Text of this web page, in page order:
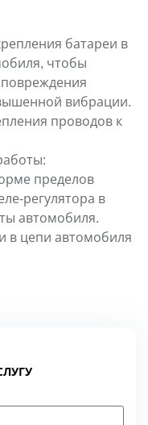
батареи в
чтобы
вибрации.
проводов к
пределов
регулятора в
автомобиля.
в цепи автомобиля